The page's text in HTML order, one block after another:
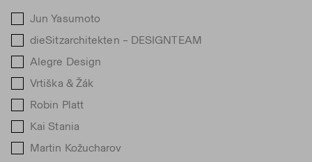
Jun Yasumoto
dieSitzarchitekten – DESIGNTEAM
Alegre Design
Vrtiška & Žák
Robin Platt
Kai Stania
Martin Kožucharov